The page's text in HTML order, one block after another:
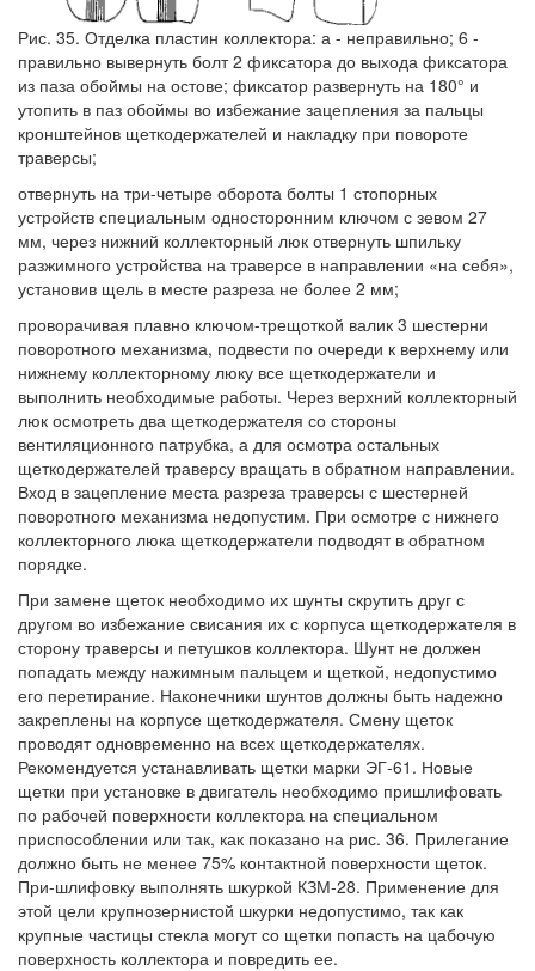
Рис. 35. Отделка пластин коллектора: а - неправильно; 6 -
правильно вывернуть болт 2 фиксатора до выхода фиксатора
из паза обоймы на остове; фиксатор развернуть на 180° и
утопить в паз обоймы во избежание зацепления за пальцы
кронштейнов щеткодержателей и накладку при повороте
траверсы;
отвернуть на три-четыре оборота болты 1 стопорных
устройств специальным односторонним ключом с зевом 27
мм, через нижний коллекторный люк отвернуть шпильку
разжимного устройства на траверсе в направлении «на себя»,
установив щель в месте разреза не более 2 мм;
проворачивая плавно ключом-трещоткой валик 3 шестерни
поворотного механизма, подвести по очереди к верхнему или
нижнему коллекторному люку все щеткодержатели и
выполнить необходимые работы. Через верхний коллекторный
люк осмотреть два щеткодержателя со стороны
вентиляционного патрубка, а для осмотра остальных
щеткодержателей траверсу вращать в обратном направлении.
Вход в зацепление места разреза траверсы с шестерней
поворотного механизма недопустим. При осмотре с нижнего
коллекторного люка щеткодержатели подводят в обратном
порядке.
При замене щеток необходимо их шунты скрутить друг с
другом во избежание свисания их с корпуса щеткодержателя в
сторону траверсы и петушков коллектора. Шунт не должен
попадать между нажимным пальцем и щеткой, недопустимо
его перетирание. Наконечники шунтов должны быть надежно
закреплены на корпусе щеткодержателя. Смену щеток
проводят одновременно на всех щеткодержателях.
Рекомендуется устанавливать щетки марки ЭГ-61. Новые
щетки при установке в двигатель необходимо пришлифовать
по рабочей поверхности коллектора на специальном
приспособлении или так, как показано на рис. 36. Прилегание
должно быть не менее 75% контактной поверхности щеток.
При-шлифовку выполнять шкуркой КЗМ-28. Применение для
этой цели крупнозернистой шкурки недопустимо, так как
крупные частицы стекла могут со щетки попасть на цабочую
поверхность коллектора и повредить ее.